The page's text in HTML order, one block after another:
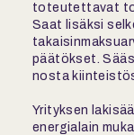
toteutettavat
Saat lisäksi
päätökset.
nosta
Yrityksen
energialain